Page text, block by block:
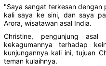
"Saya sangat terkesan dengan
kali saya ke sini, dan saya
Arora, wisatawan asal India.
Christine, pengunjung asal
kekagumannya terhadap
kunjungannya kali ini, tujuan
teman kulaihnya.